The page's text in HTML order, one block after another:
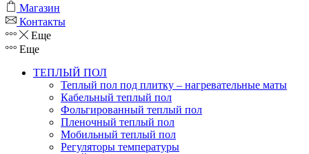
Магазин
Контакты
Еще
Еще
ТЕПЛЫЙ ПОЛ
Теплый пол под плитку – нагревательные маты
Кабельный теплый пол
Фольгированный теплый пол
Пленочный теплый пол
Мобильный теплый пол
Регуляторы температуры